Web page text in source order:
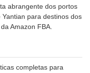
abrangente dos portos
para destinos dos
Amazon FBA.
completas para